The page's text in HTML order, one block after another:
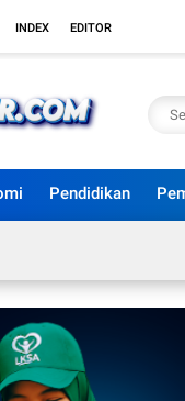
INDEX EDITOR
Pendidikan